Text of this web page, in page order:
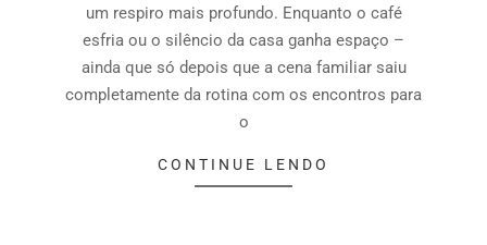
um respiro mais profundo. Enquanto o café
esfria ou o silêncio da casa ganha espaço –
ainda que só depois que a cena familiar saiu
completamente da rotina com os encontros para
o
CONTINUE LENDO